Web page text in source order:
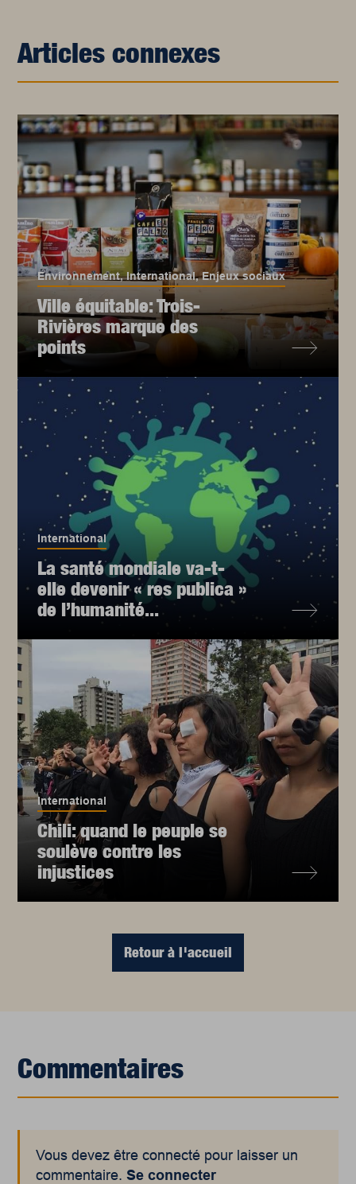
Articles connexes
Environnement,International,Enjeux sociaux
Ville équitable: Trois-
Rivières marque des
points
International
La santé mondiale va-t-
elle devenir « res publica »
de l’humanité...
International
Chili: quand le peuple se
soulève contre les
injustices
Retour à l'accueil
Commentaires
Vous devez être connecté pour laisser un
commentaire.Se connecter